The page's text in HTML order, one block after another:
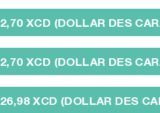
2,70 XCD (DOLLAR DES
2,70 XCD (DOLLAR DES
26,98 XCD (DOLLAR DES